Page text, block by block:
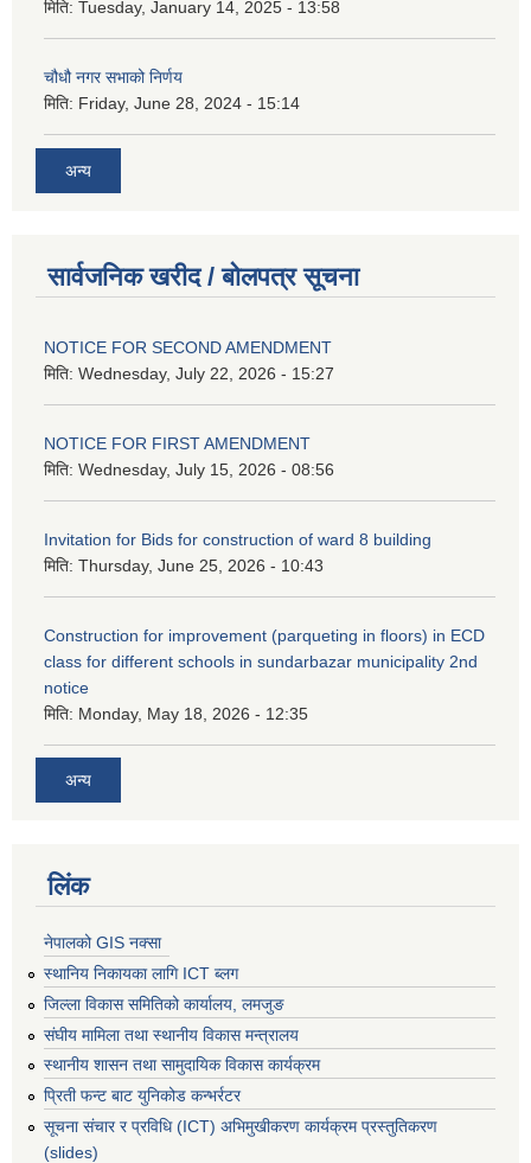
मिति: Tuesday, January 14, 2025 - 13:58
चौधौ नगर सभाको निर्णय
मिति: Friday, June 28, 2024 - 15:14
अन्य
सार्वजनिक खरीद / बोलपत्र सूचना
NOTICE FOR SECOND AMENDMENT
मिति: Wednesday, July 22, 2026 - 15:27
NOTICE FOR FIRST AMENDMENT
मिति: Wednesday, July 15, 2026 - 08:56
Invitation for Bids for construction of ward 8 building
मिति: Thursday, June 25, 2026 - 10:43
Construction for improvement (parqueting in floors) in ECD
class for different schools in sundarbazar municipality 2nd
notice
मिति: Monday, May 18, 2026 - 12:35
अन्य
लिंक
नेपालको GIS नक्सा
स्थानिय निकायका लागि ICT ब्लग
जिल्ला विकास समितिको कार्यालय, लमजुङ
संघीय मामिला तथा स्थानीय विकास मन्त्रालय
स्थानीय शासन तथा सामुदायिक विकास कार्यक्रम
प्रिती फन्ट बाट युनिकोड कन्भर्रटर
सूचना संचार र प्रविधि (ICT) अभिमुखीकरण कार्यक्रम प्रस्तुतिकरण
(slides)